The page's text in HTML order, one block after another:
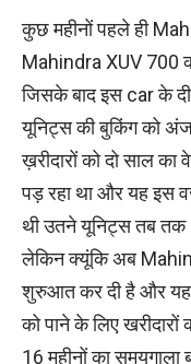
कुछ महीनों पहले ही
Mahindra XUV 700
जिसके बाद इस car के
यूनिट्स की बुकिंग को
ख़रीदारों को दो साल का
पड़ रहा था और यह इस
थी उतने यूनिट्स तब तक
लेकिन क्यूंकि अब
शुरुआत कर दी है और यह
को पाने के लिए
16 महीनों का समयगाला